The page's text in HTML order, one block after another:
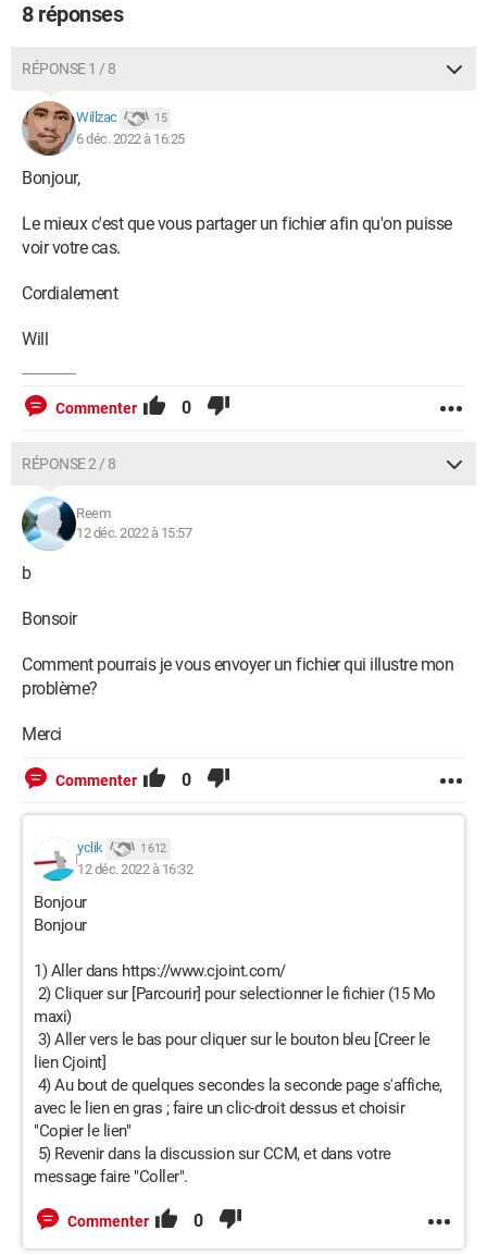
8 réponses
RÉPONSE 1 / 8
Willzac 15
6 déc. 2022 à 16:25
Bonjour,
Le mieux c'est que vous partager un fichier afin qu'on puisse
voir votre cas.
Cordialement
Will
Commenter 0
RÉPONSE 2 / 8
Reem
12 déc. 2022 à 15:57
b
Bonsoir
Comment pourrais je vous envoyer un fichier qui illustre mon
problème?
Merci
Commenter 0
yclik 1 612
12 déc. 2022 à 16:32
Bonjour
Bonjour
1) Aller dans https://www.cjoint.com/
2) Cliquer sur [Parcourir] pour selectionner le fichier (15 Mo
maxi)
3) Aller vers le bas pour cliquer sur le bouton bleu [Creer le
lien Cjoint]
4) Au bout de quelques secondes la seconde page s'affiche,
avec le lien en gras ; faire un clic-droit dessus et choisir
"Copier le lien"
5) Revenir dans la discussion sur CCM, et dans votre
message faire "Coller".
Commenter 0